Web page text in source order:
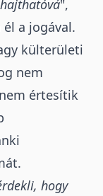
",
a jogával.
külterületi
nem
értesítik
hogy